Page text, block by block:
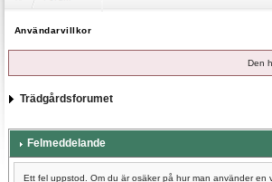
Användarvillkor
Den
Trädgårdsforumet
Felmeddelande
Ett fel uppstod. Om du är osäker på hur man använder